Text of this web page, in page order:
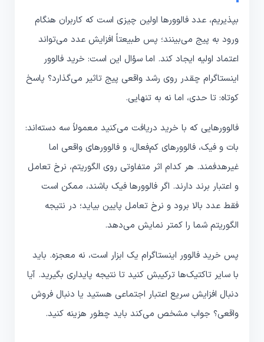
بپذیریم، عدد فالوورها اولین چیزی است که کاربران هنگام
ورود به پیج می‌بینند؛ پس طبیعتاً افزایش عدد می‌تواند
اعتماد اولیه ایجاد کند. اما سؤال این است: خرید فالوور
اینستاگرام چقدر روی رشد واقعی پیج تاثیر می‌گذارد؟ پاسخ
کوتاه: تا حدی، اما نه به تنهایی.
فالوورهایی که با خرید دریافت می‌کنید معمولاً سه دسته‌اند:
بات و فیک، فالوورهای کم‌فعال، و فالوورهای واقعی اما
غیرهدفمند. هر کدام اثر متفاوتی روی الگوریتم، نرخ تعامل
و اعتبار برند دارند. اگر فالوورها فیک باشند، ممکن است
فقط عدد بالا برود و نرخ تعامل پایین بیاید؛ در نتیجه
الگوریتم شما را کمتر نمایش می‌دهد.
پس خرید فالوور اینستاگرام یک ابزار است، نه معجزه. باید
با سایر تاکتیک‌ها ترکیبش کنید تا نتیجه پایداری بگیرید. آیا
دنبال افزایش سریع اعتبار اجتماعی هستید یا دنبال فروش
واقعی؟ جواب مشخص می‌کند باید چطور هزینه کنید.